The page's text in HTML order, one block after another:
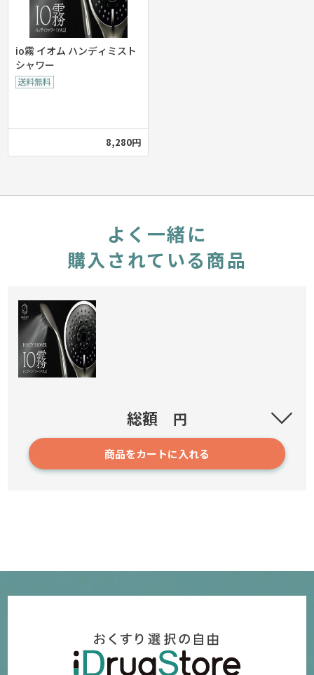
io霧 イオム ハンディミスト
シャワー
8,280円
よく一緒に
購入されている商品
8,280円
総額 円
商品をカートに入れる